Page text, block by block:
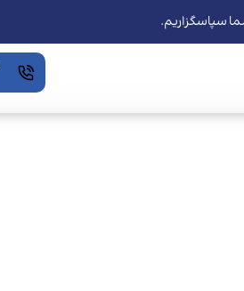
سپاسگزاریم.